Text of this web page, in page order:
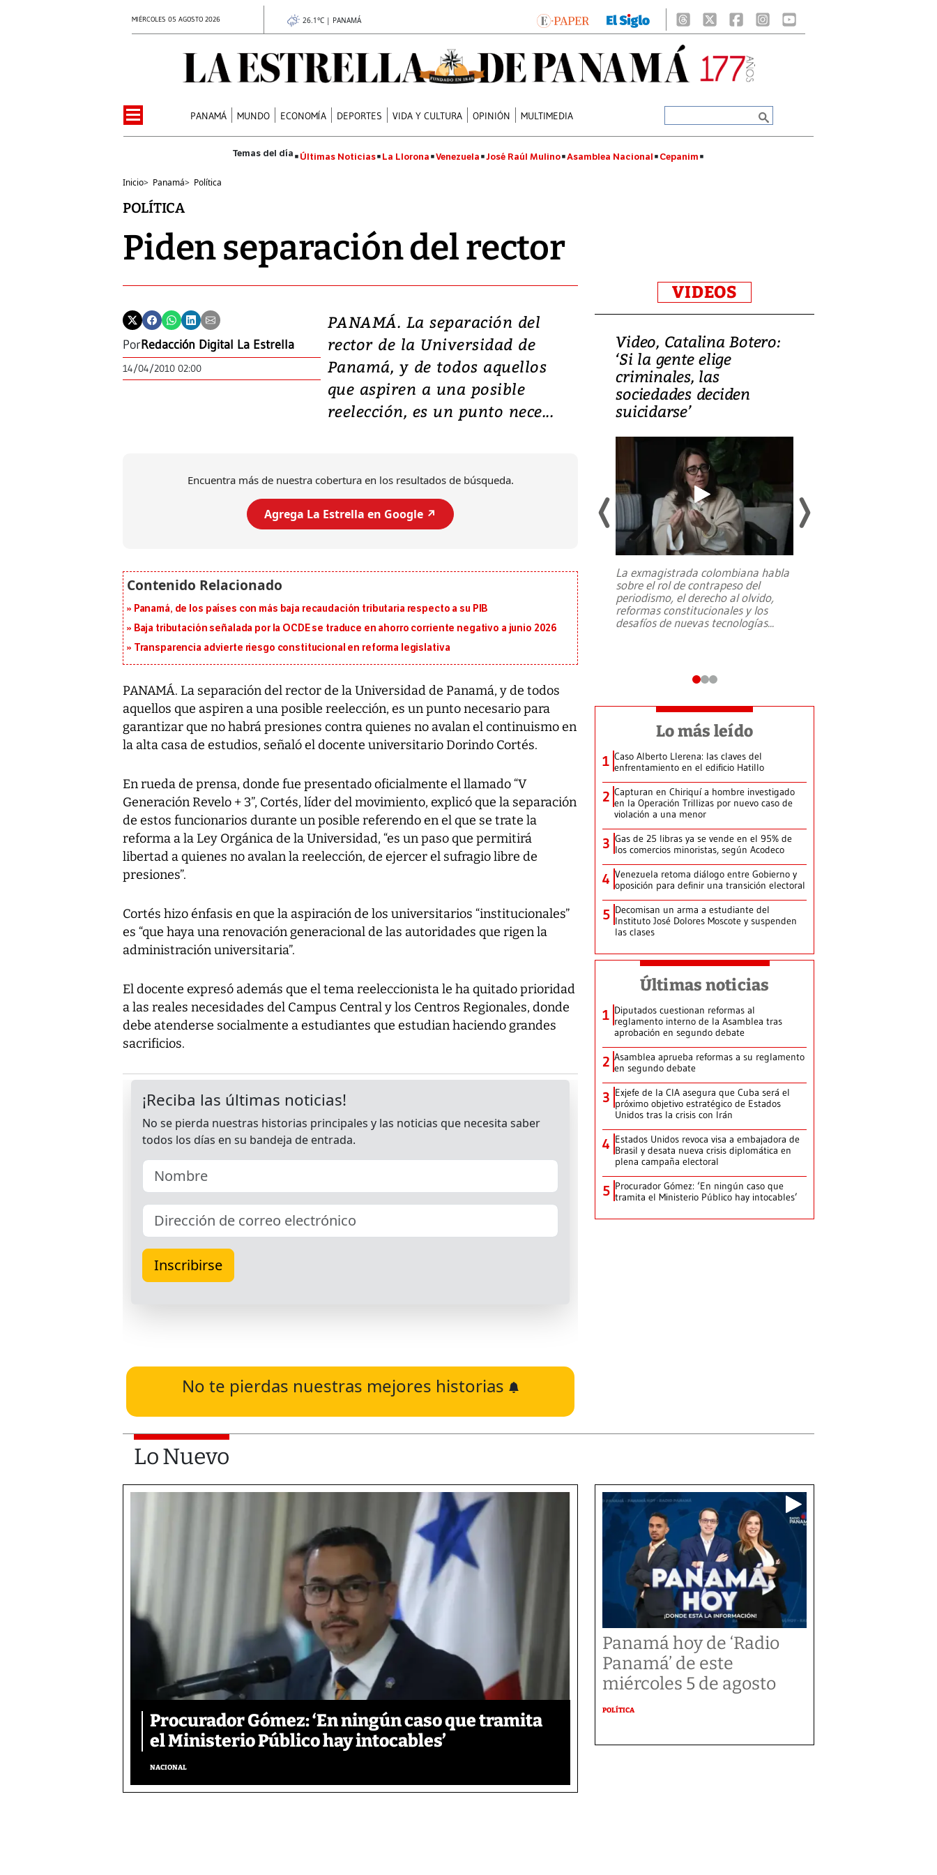
MIÉRCOLES 05 AGOSTO 2026 26.1°C | PANAMÁ
PANAMÁ MUNDO ECONOMÍA DEPORTES VIDA Y CULTURA OPINIÓN MULTIMEDIA
Últimas Noticias La Llorona Venezuela José Raúl Mulino Asamblea Nacional Cepanim
Inicio> Panamá> Política
POLÍTICA
Piden separación del rector
PorRedacción Digital La Estrella
14/04/2010 02:00
PANAMÁ. La separación del
rector de la Universidad de
Panamá, y de todos aquellos
que aspiren a una posible
reelección, es un punto nece...
Encuentra más de nuestra cobertura en los resultados de búsqueda.
Agrega La Estrella en Google ↗️
Panamá, de los países con más baja recaudación tributaria respecto a su PIB
Baja tributación señalada por la OCDE se traduce en ahorro corriente negativo a junio 2026
Transparencia advierte riesgo constitucional en reforma legislativa
PANAMÁ. La separación del rector de la Universidad de Panamá, y de todos
aquellos que aspiren a una posible reelección, es un punto necesario para
garantizar que no habrá presiones contra quienes no avalan el continuismo en
la alta casa de estudios, señaló el docente universitario Dorindo Cortés.
En rueda de prensa, donde fue presentado oficialmente el llamado “V
Generación Revelo + 3”, Cortés, líder del movimiento, explicó que la separación
de estos funcionarios durante un posible referendo en el que se trate la
reforma a la Ley Orgánica de la Universidad, “es un paso que permitirá
libertad a quienes no avalan la reelección, de ejercer el sufragio libre de
presiones”.
Cortés hizo énfasis en que la aspiración de los universitarios “institucionales”
es “que haya una renovación generacional de las autoridades que rigen la
administración universitaria”.
El docente expresó además que el tema reeleccionista le ha quitado prioridad
a las reales necesidades del Campus Central y los Centros Regionales, donde
debe atenderse socialmente a estudiantes que estudian haciendo grandes
sacrificios.
No te pierdas nuestras mejores historias
VIDEOS
Video, Japón: Terremoto
deja heridos y graves
daños en Kumamoto
al sur de Japón, provocando una
Video, Catalina Botero:
‘Si la gente elige
criminales, las
sociedades deciden
suicidarse’
La exmagistrada colombiana habla
sobre el rol de contrapeso del
periodismo, el derecho al olvido,
reformas constitucionales y los
desafíos de nuevas tecnologías...
Lo más leído
1 Caso Alberto Llerena: las claves del
enfrentamiento en el edificio Hatillo
2 Capturan en Chiriquí a hombre investigado
en la Operación Trillizas por nuevo caso de
violación a una menor
3 Gas de 25 libras ya se vende en el 95% de
los comercios minoristas, según Acodeco
4 Venezuela retoma diálogo entre Gobierno y
oposición para definir una transición electoral
5 Decomisan un arma a estudiante del
Instituto José Dolores Moscote y suspenden
las clases
Últimas noticias
1 Diputados cuestionan reformas al
reglamento interno de la Asamblea tras
aprobación en segundo debate
2 Asamblea aprueba reformas a su reglamento
en segundo debate
3 Exjefe de la CIA asegura que Cuba será el
próximo objetivo estratégico de Estados
Unidos tras la crisis con Irán
4 Estados Unidos revoca visa a embajadora de
Brasil y desata nueva crisis diplomática en
plena campaña electoral
5 Procurador Gómez: ‘En ningún caso que
tramita el Ministerio Público hay intocables’
Lo Nuevo
Procurador Gómez: ‘En ningún caso que tramita
el Ministerio Público hay intocables’
NACIONAL
Panamá hoy de ‘Radio
Panamá’ de este
miércoles 5 de agosto
POLÍTICA